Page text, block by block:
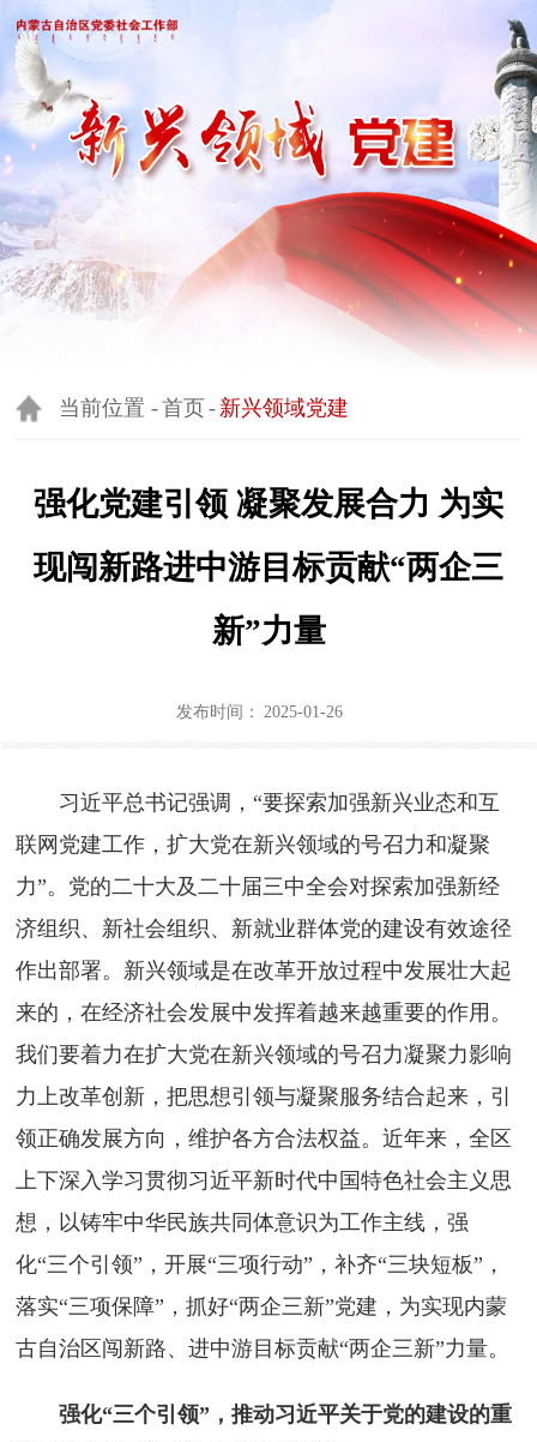
当前位置 -首页- 新兴领域党建
强化党建引领 凝聚发展合力 为实
现闯新路进中游目标贡献“两企三
新”力量
发布时间： 2025-01-26
习近平总书记强调，“要探索加强新兴业态和互
联网党建工作，扩大党在新兴领域的号召力和凝聚
力”。党的二十大及二十届三中全会对探索加强新经
济组织、新社会组织、新就业群体党的建设有效途径
作出部署。新兴领域是在改革开放过程中发展壮大起
来的，在经济社会发展中发挥着越来越重要的作用。
我们要着力在扩大党在新兴领域的号召力凝聚力影响
力上改革创新，把思想引领与凝聚服务结合起来，引
领正确发展方向，维护各方合法权益。近年来，全区
上下深入学习贯彻习近平新时代中国特色社会主义思
想，以铸牢中华民族共同体意识为工作主线，强
化“三个引领”，开展“三项行动”，补齐“三块短板”，
落实“三项保障”，抓好“两企三新”党建，为实现内蒙
古自治区闯新路、进中游目标贡献“两企三新”力量。
强化“三个引领”，推动习近平关于党的建设的重